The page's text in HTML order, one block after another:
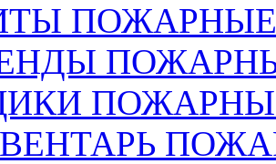
ПОЖАРНЫЕ
ПОЖАРНЫЕ